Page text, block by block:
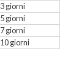
3 giorni
5 giorni
7 giorni
10 giorni